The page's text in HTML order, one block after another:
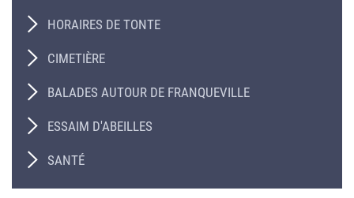
HORAIRES DE TONTE
CIMETIÈRE
BALADES AUTOUR DE FRANQUEVILLE
ESSAIM D'ABEILLES
SANTÉ